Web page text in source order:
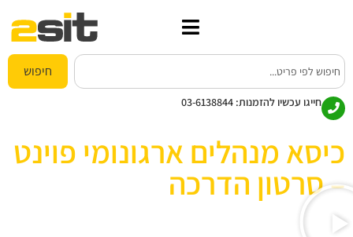
חיפוש
חייגו עכשיו להזמנות: 03-6138844
כיסא מנהלים ארגונומי פוינט
– סרטון הדרכה